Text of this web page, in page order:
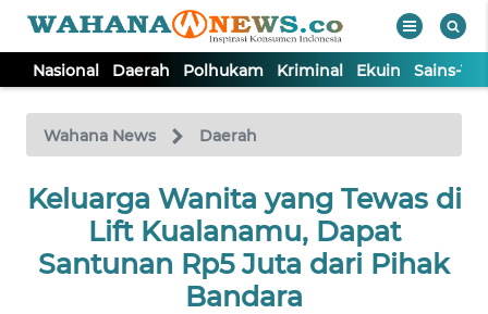
Nasional Daerah Polhukam Kriminal Ekuin Sains-
Wahana News Daerah
Keluarga Wanita yang Tewas di
Lift Kualanamu, Dapat
Santunan Rp5 Juta dari Pihak
Bandara
TV
Tutup
NASIONAL
DAERAH